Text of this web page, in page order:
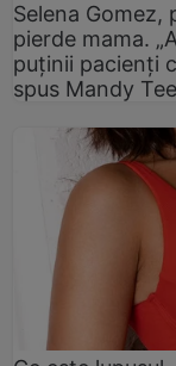
Selena Gomez,
pierde mama.
puţinii pacienţi
spus Mandy